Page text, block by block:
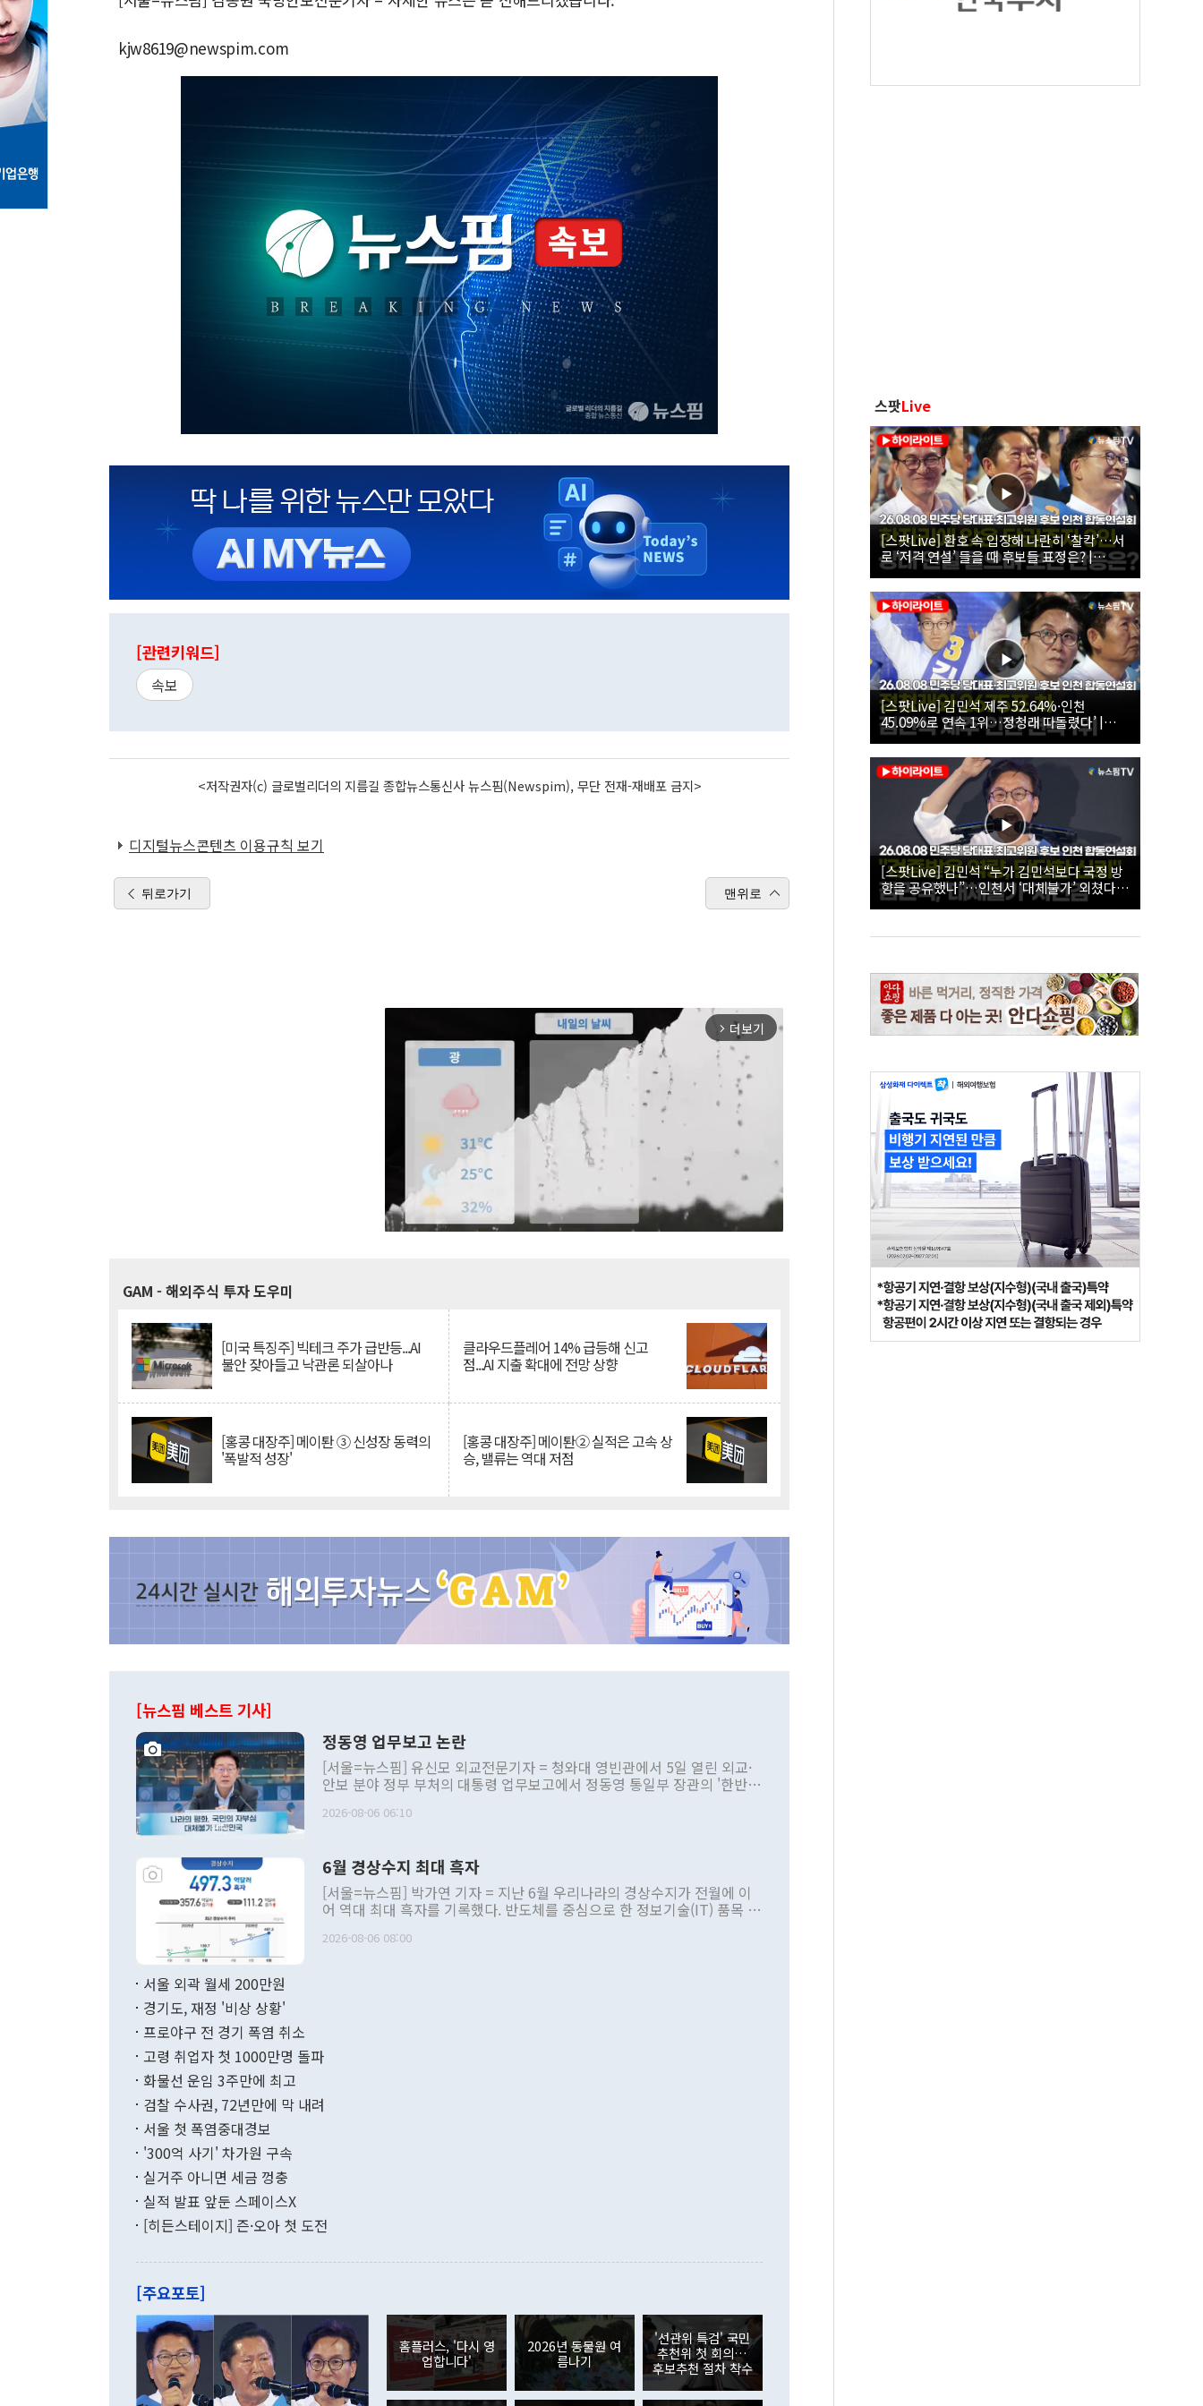
kjw8619@newspim.com
[관련키워드]
속보
<저작권자(c) 글로벌리더의 지름길 종합뉴스통신사 뉴스핌(Newspim), 무단 전재-재배포 금지>
디지털뉴스콘텐츠 이용규칙 보기
뒤로가기 맨위로
arrow_forward_ios 더보기
GAM - 해외주식 투자 도우미
[미국 특징주] 빅테크 주가 급반등...AI
불안 잦아들고 낙관론 되살아나
클라우드플레어 14% 급등해 신고
점...AI 지출 확대에 전망 상향
[홍콩 대장주] 메이퇀 ③ 신성장 동력의
'폭발적 성장'
[홍콩 대장주] 메이퇀② 실적은 고속 상
승, 밸류는 역대 저점
[뉴스핌 베스트 기사]
정동영 업무보고 논란
[서울=뉴스핌] 유신모 외교전문기자 = 청와대 영빈관에서 5일 열린 외교·
안보 분야 정부 부처의 대통령 업무보고에서 정동영 통일부 장관의 '한반도
발언 중에는 정부 내 조율을 거치지 않은 사안을 정책으로 추진하겠다고 공
주의적 희망에 근거한 비현실적 구상'이라는 비판을 내놨다. 그동안 정 장
관의 대북 정책 관련 발언이 물의를 빚은 적은 여러 번 있지만 대통령과 유
관 부처 장관이 공개적으로 부정적 입장을 표명한 것은 이례적이다. 정 장
관의 무리한 대북 접근법과 월권을 제어해야 한다는 목소리도 높아지고 있
다. [정동영 통일부 장관이 지난달 23일 오후 서울 종로구 정부서울청사에
무너졌다고도 했다. 또 "현 시점에서 흘러간 선(先)비핵화만 되뇌는 것은
함께 4자 대화의 동력을 확보하기 위해 최선을 다할 것"이라고 말했다. 하
"우리의 선의대로 하는 게 과연 한반도의 평화와 안정에 플러스냐, 결론적
관은 업무보고 사후 브리핑에서 정 장관이 언급한 '4자 회담'에 대해 "이상
이 9월 러시아 블라디보스토크에서 열리는 '동방경제포럼(EEF)'을 언급하
며 "정부 차원에서 (참석을) 검토하고 있다"고 발언한 데 대해서도 조 장관
은 "그것은 외교부의 몫"이라며 "아직 거기까지 진도가 나가지 않았다"고
잘랐다. 정 장관이 이날 소개한 대북 구상과 설명은 정부 내 조율을 거치지
않았다는 점에서 문제가 있다. 특히 주적 표현 대체와 국호 사용, 9·19 군
사합의 복원, 4자회담 추진 등은 통일부 장관이 결정할 사안이 아니어서 월
2026-08-06 06:10
6월 경상수지 최대 흑자
[서울=뉴스핌] 박가연 기자 = 지난 6월 우리나라의 경상수지가 전월에 이
어 역대 최대 흑자를 기록했다. 반도체를 중심으로 한 정보기술(IT) 품목 수
료=한국은행] 한국은행이 6일 발표한 '2026년 6월 국제수지(잠정)'에 따르
며 월간 기준 처음으로 1000억달러를 넘어섰다. 상품수입은 644억8000만
196.9% 급증했고 컴퓨터·주변기기(SSD)는 282.7% 증가했다. IT 품목
수출은 160.4% 늘었으며 비IT 품목도 ▲석유제품(47.5%) ▲화공품
기록했지만 지식재산권사용료수지는 전월 흑자에서 4억4000만달러 적자
로 전환됐다. 본원소득수지는 배당소득을 중심으로 32억7000만달러 흑자
는 배당수입이 늘어난 데다 전월 분기배당에 따른 기저효과로 배당지급이
였던 올해 3월(369억9000만달러)을 넘어선 것이다. 직접투자에서는 내국
인의 해외투자가 80억1000만달러, 외국인의 국내투자가 46억3000만달러
각각 증가했다. 증권투자에서는 외국인의 국내 주식 매도세가 이어졌다. 외
국인의 국내 주식 투자는 차익실현 매도 등의 영향으로 316억1000만달러
감소하며 전월(-310억5000만달러)에 이어 역대 최대 순매도 기록을 다시
2026-08-06 08:00
서울 외곽 월세 200만원
경기도, 재정 '비상 상황'
프로야구 전 경기 폭염 취소
고령 취업자 첫 1000만명 돌파
화물선 운임 3주만에 최고
검찰 수사권, 72년만에 막 내려
서울 첫 폭염중대경보
'300억 사기' 차가원 구속
실거주 아니면 세금 껑충
실적 발표 앞둔 스페이스X
[히든스테이지] 즌·오아 첫 도전
[주요포토]
홈플러스, '다시 영
업합니다'
2026년 동물원 여
름나기
'선관위 특검' 국민
추천위 첫 회의…
후보추천 절차 착수
스팟Live
[스팟Live] 환호 속 입장해 나란히 ‘찰칵’…서
로 ‘저격 연설’ 들을 때 후보들 표정은? |
26.08.08 더불어민주당 당대표·최고위원 후
보 인천 합동연설회
[스팟Live] 김민석 제주 52.64%·인천
45.09%로 연속 1위…정청래 따돌렸다’ |
26.08.08 더불어민주당 당대표·최고위원 후
보 인천 합동연설회
[스팟Live] 김민석 “누가 김민석보다 국정 방
향을 공유했나”…인천서 ‘대체불가’ 외쳤다 |
26.08.08 더불어민주당 당대표·최고위원 후